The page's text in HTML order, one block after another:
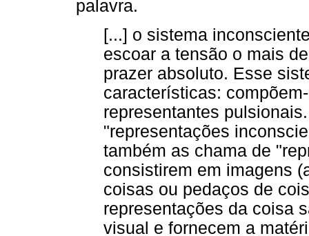
palavra.
[...] o sistema
escoar a tensão o mais
prazer absoluto. Esse
características:
representantes
"representações
também as chama de
consistirem em imagens
coisas ou pedaços de
representações da coisa
visual e fornecem a